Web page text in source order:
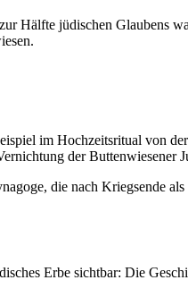
Hälfte jüdischen Glaubens
im Hochzeitsritual von
der Buttenwiesener
die nach Kriegsende
Erbe sichtbar: Die